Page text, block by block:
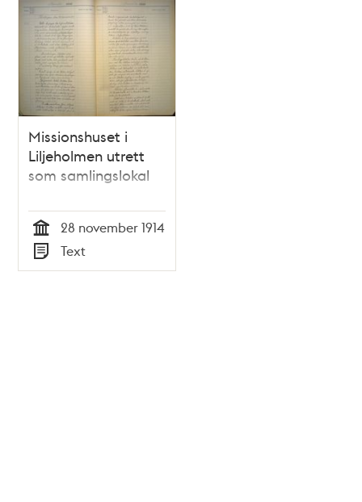
Lista
Karta
träffar
Missionshuset i
Liljeholmen utrett
som samlingslokal
Tid
28 november 1914
Typ
Text